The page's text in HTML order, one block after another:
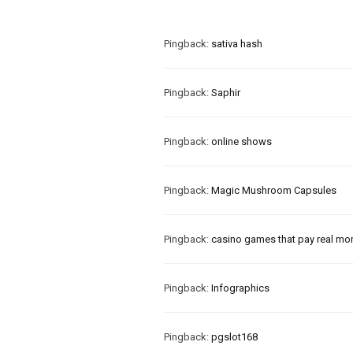
Pingback: sativa hash
Pingback: Saphir
Pingback: online shows
Pingback: Magic Mushroom Capsules
Pingback: casino games that pay real
Pingback: Infographics
Pingback: pgslot168